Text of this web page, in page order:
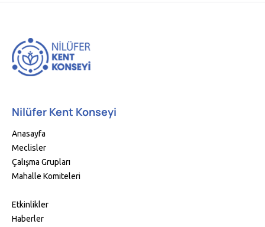
Nilüfer Kent Konseyi
Anasayfa
Meclisler
Çalışma Grupları
Mahalle Komiteleri
Etkinlikler
Haberler